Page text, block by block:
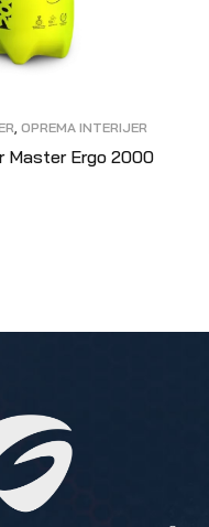
OPREMA INTERIJER
Master Ergo 2000